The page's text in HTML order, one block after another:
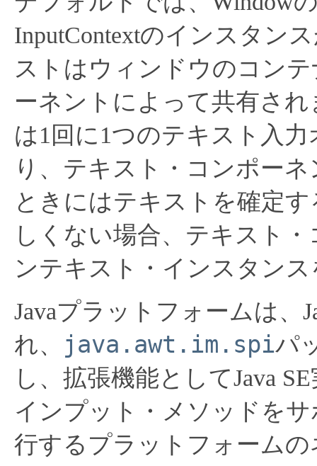
InputContextのインスタン
ストはウィンドウのコン
ーネントによって共有され
は1回に1つのテキスト入
り、テキスト・コンポー
ときにはテキストを確定
しくない場合、テキスト
ンテキスト・インスタン
Javaプラットフォームは、
れ、
java.awt.im.spiパ
し、拡張機能としてJava
インプット・メソッドを
行するプラットフォーム